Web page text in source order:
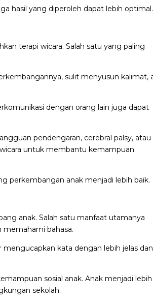
hasil yang diperoleh dapat lebih optimal.
terapi wicara. Salah satu yang paling
sulit menyusun kalimat,
dengan orang lain juga dapat
pendengaran, cerebral palsy, atau
untuk membantu kemampuan
perkembangan anak menjadi lebih baik.
anak. Salah satu manfaat utamanya
bahasa.
mengucapkan kata dengan lebih jelas dan
sosial anak. Anak menjadi lebih
sekolah.